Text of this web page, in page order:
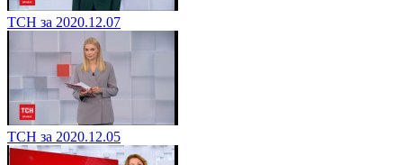
ТСН за 2020.12.07
ТСН за 2020.12.05